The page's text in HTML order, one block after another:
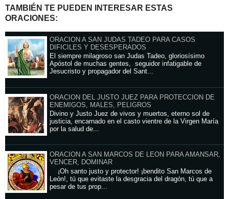
TAMBIÉN TE PUEDEN INTERESAR ESTAS
ORACIONES:
ORACION A SAN JUDAS TADEO PARA CASOS
DIFICILES Y DESESPERADOS
El siempre milagroso san Judas Tadeo, gloriosísimo
Apóstol de muchas gentes, seguidor infatigable de
Jesucristo y propagador del Sant...
ORACION DEL JUSTO JUEZ PARA PROTECCION DE
ENEMIGOS, MALES, PELIGROS
Divino y Justo Juez de vivos y muertos, eterno sol de
justicia, encarnado en el casto vientre de la Virgen María
por la salud de...
ORACION A SAN MARCOS DE LEON PARA AMANSAR,
VENCER, DOMINAR
¡Oh santo justo y protector! ¡bendito San Marcos de
León!, tú que evitaste la desgracia del dragón, tú que a
pesar de tus prop...